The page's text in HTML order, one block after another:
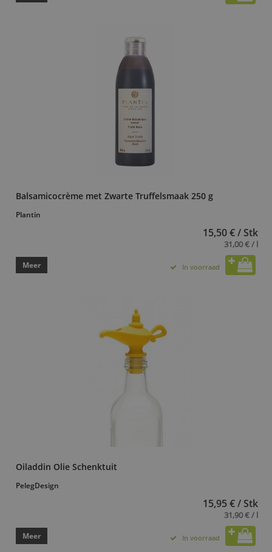
Balsamicocrème met Zwarte Truffelsmaak 250 g
Plantin
15,50 € / Stk
31,00 € / l
Meer In voorraad
Oiladdin Olie Schenktuit
PelegDesign
15,95 € / Stk
31,90 € / l
Meer In voorraad